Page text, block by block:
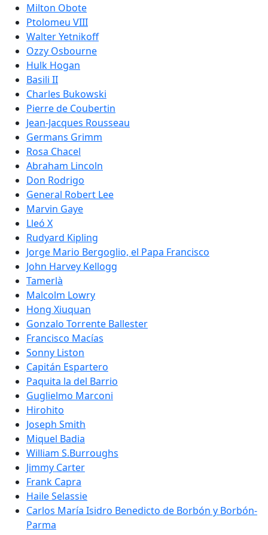
Milton Obote
Ptolomeu VIII
Walter Yetnikoff
Ozzy Osbourne
Hulk Hogan
Basili II
Charles Bukowski
Pierre de Coubertin
Jean-Jacques Rousseau
Germans Grimm
Rosa Chacel
Abraham Lincoln
Don Rodrigo
General Robert Lee
Marvin Gaye
Lleó X
Rudyard Kipling
Jorge Mario Bergoglio, el Papa Francisco
John Harvey Kellogg
Tamerlà
Malcolm Lowry
Hong Xiuquan
Gonzalo Torrente Ballester
Francisco Macías
Sonny Liston
Capitán Espartero
Paquita la del Barrio
Guglielmo Marconi
Hirohito
Joseph Smith
Miquel Badia
William S.Burroughs
Jimmy Carter
Frank Capra
Haile Selassie
Carlos María Isidro Benedicto de Borbón y Borbón-
Parma